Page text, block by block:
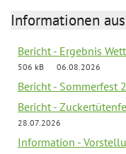
Informationen
Bericht - Ergebnis
506 kB
06.08.2026
Bericht - Sommerfest
Bericht -
28.07.2026
Information -